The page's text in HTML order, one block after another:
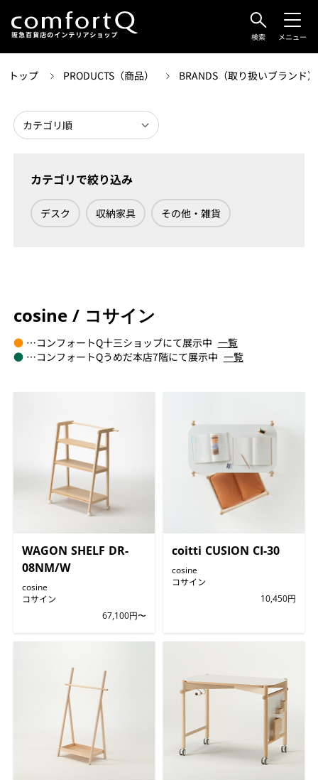
検索 メニュー
トップ PRODUCTS（商品） BRANDS（取り扱いブランド
カテゴリで絞り込み
デスク 収納家具 その他・雑貨
cosine / コサイン
●…コンフォートQ十三ショップにて展示中 一覧
●…コンフォートQうめだ本店7階にて展示中 一覧
WAGON SHELF DR-
08NM/W
cosine
コサイン
67,100円〜
coitti CUSION CI-30
cosine
コサイン
10,450円